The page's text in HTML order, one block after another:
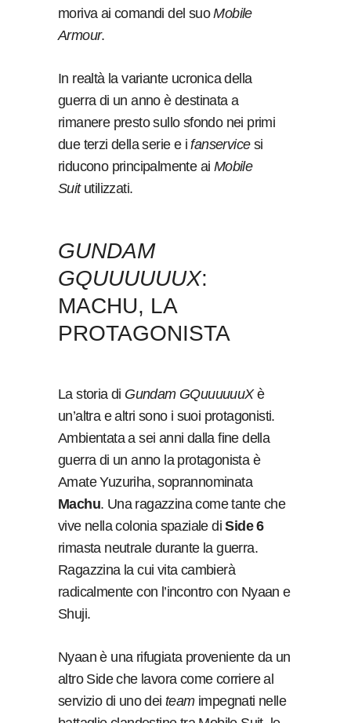
moriva ai comandi del suoMobile
Armour.
In realtà la variante ucronica della
guerra di un anno è destinata a
rimanere presto sullo sfondo nei primi
due terzi della serie e ifanservicesi
riducono principalmente ai Mobile
Suit utilizzati.
GUNDAM
GQUUUUUUX:
MACHU, LA
PROTAGONISTA
La storia di Gundam GQuuuuuuX è
un’altra e altri sono i suoi protagonisti.
Ambientata a sei anni dalla fine della
guerra di un anno la protagonista è
Amate Yuzuriha, soprannominata
Machu. Una ragazzina come tante che
vive nella colonia spaziale diSide 6
rimasta neutrale durante la guerra.
Ragazzina la cui vita cambierà
radicalmente con l’incontro con Nyaan e
Shuji.
Nyaan è una rifugiata proveniente da un
altro Side che lavora come corriere al
servizio di uno dei teamimpegnati nelle